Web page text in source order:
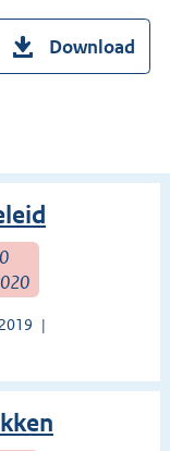
Download